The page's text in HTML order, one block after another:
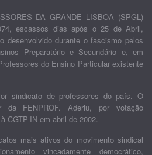
DA GRANDE LISBOA (SPGL)
escassos dias após o 25 de Abril,
desenvolvido durante o fascismo pelos
Preparatório e Secundário e, em
do Ensino Particular existente
sindicato de professores do país. O
da FENPROF. Aderiu, por votação
CGTP-IN em abril de 2002.
mais ativos do movimento sindical
vincadamente democrático,